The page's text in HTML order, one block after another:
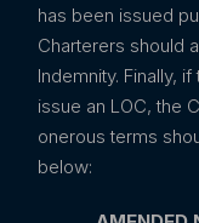
has been issued
Charterers should
Indemnity. Finally,
issue an LOC, the
onerous terms
below: